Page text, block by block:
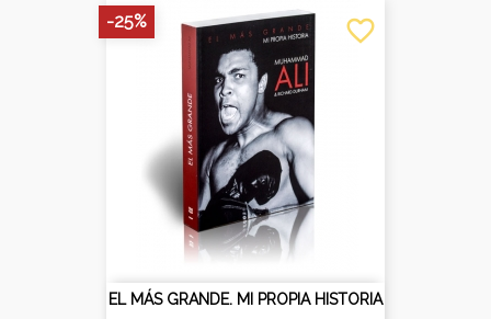
EL MÁS GRANDE. MI PROPIA HISTORIA
favorite_border
-25%